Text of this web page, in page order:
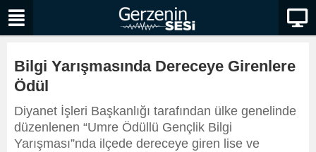
Bilgi Yarışmasında Dereceye Girenlere
Ödül
Diyanet İşleri Başkanlığı tarafından ülke genelinde
düzenlenen “Umre Ödüllü Gençlik Bilgi
Yarışması”nda ilçede dereceye giren lise ve